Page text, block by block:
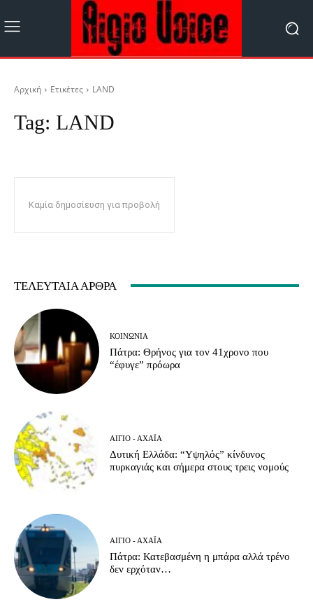
Αρχική Ετικέτες LAND
Tag: LAND
Καμία δημοσίευση για προβολή
ΤΕΛΕΥΤΑΊΑ ΆΡΘΡΑ
ΚΟΙΝΩΝΊΑ
Πάτρα: Θρήνος για τον 41χρονο που
“έφυγε” πρόωρα
ΑΊΓΙΟ - ΑΧΑΪ́Α
Δυτική Ελλάδα: “Υψηλός” κίνδυνος
πυρκαγιάς και σήμερα στους τρεις νομούς
ΑΊΓΙΟ - ΑΧΑΪ́Α
Πάτρα: Κατεβασμένη η μπάρα αλλά τρένο
δεν ερχόταν…